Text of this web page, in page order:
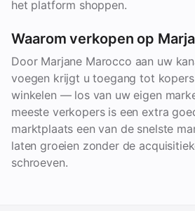
het platform shoppen.
Waarom verkopen op
Door Marjane Marocco aan uw
voegen krijgt u toegang tot
winkelen — los van uw eigen
meeste verkopers is een extra
marktplaats een van de snelste
laten groeien zonder de
schroeven.